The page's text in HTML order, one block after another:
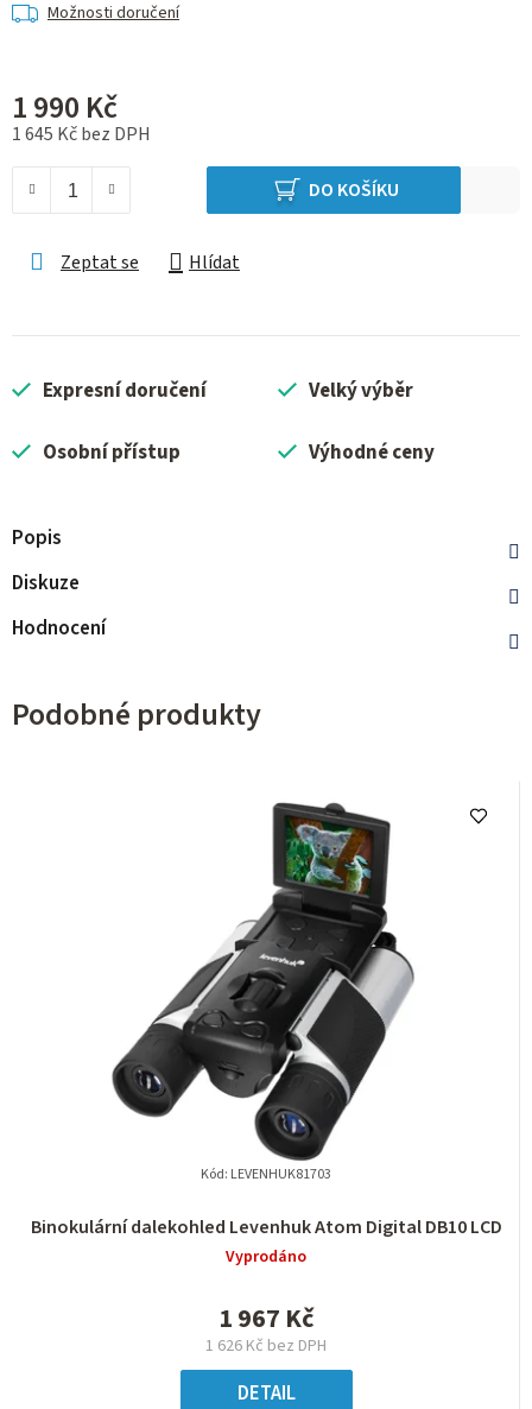
Možnosti doručení
1 990 Kč
1 645 Kč bez DPH
DO KOŠÍKU
Zeptat se Hlídat
Expresní doručení Velký výběr
Osobní přístup Výhodné ceny
Popis
Diskuze
Hodnocení
Podobné produkty
Binokulární dalekohled Levenhuk Atom Digital DB10 LCD
Vyprodáno
1 626 Kč bez DPH
1 967 Kč
DETAIL
Kód: LEVENHUK81703